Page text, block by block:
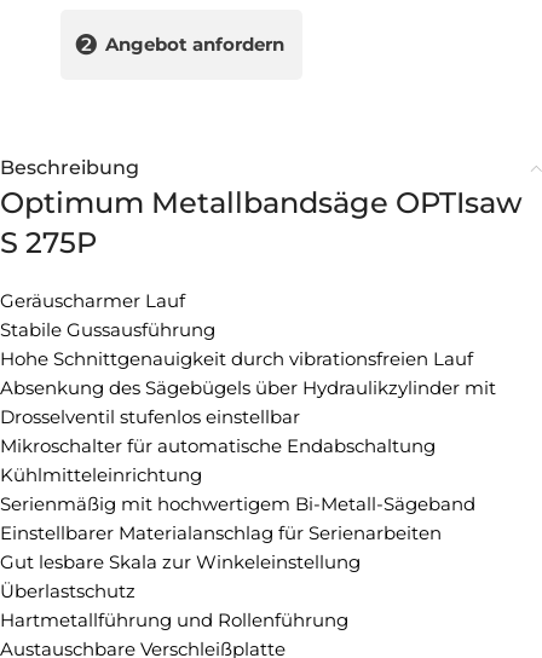
❷ Angebot anfordern
Beschreibung
Optimum Metallbandsäge OPTIsaw
S 275P
Geräuscharmer Lauf
Stabile Gussausführung
Hohe Schnittgenauigkeit durch vibrationsfreien Lauf
Absenkung des Sägebügels über Hydraulikzylinder mit
Drosselventil stufenlos einstellbar
Mikroschalter für automatische Endabschaltung
Kühlmitteleinrichtung
Serienmäßig mit hochwertigem Bi-Metall-Sägeband
Einstellbarer Materialanschlag für Serienarbeiten
Gut lesbare Skala zur Winkeleinstellung
Überlastschutz
Hartmetallführung und Rollenführung
Austauschbare Verschleißplatte